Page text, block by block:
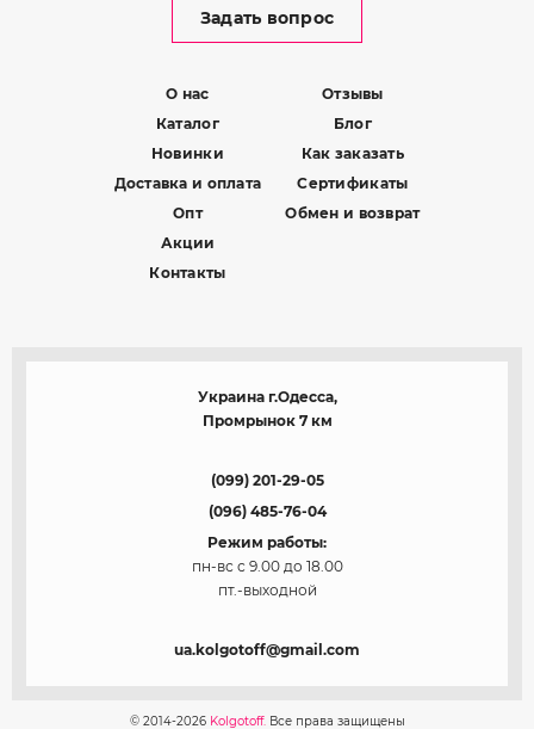
Задать вопрос
О нас
Каталог
Новинки
Доставка и оплата
Опт
Акции
Контакты
Отзывы
Блог
Как заказать
Сертификаты
Обмен и возврат
Украина г.Одесса,
Промрынок 7 км
(099) 201-29-05
(096) 485-76-04
Режим работы:
пн-вс с 9.00 до 18.00
пт.-выходной
ua.kolgotoff@gmail.com
© 2014-2026 Kolgotoff.Все права защищены